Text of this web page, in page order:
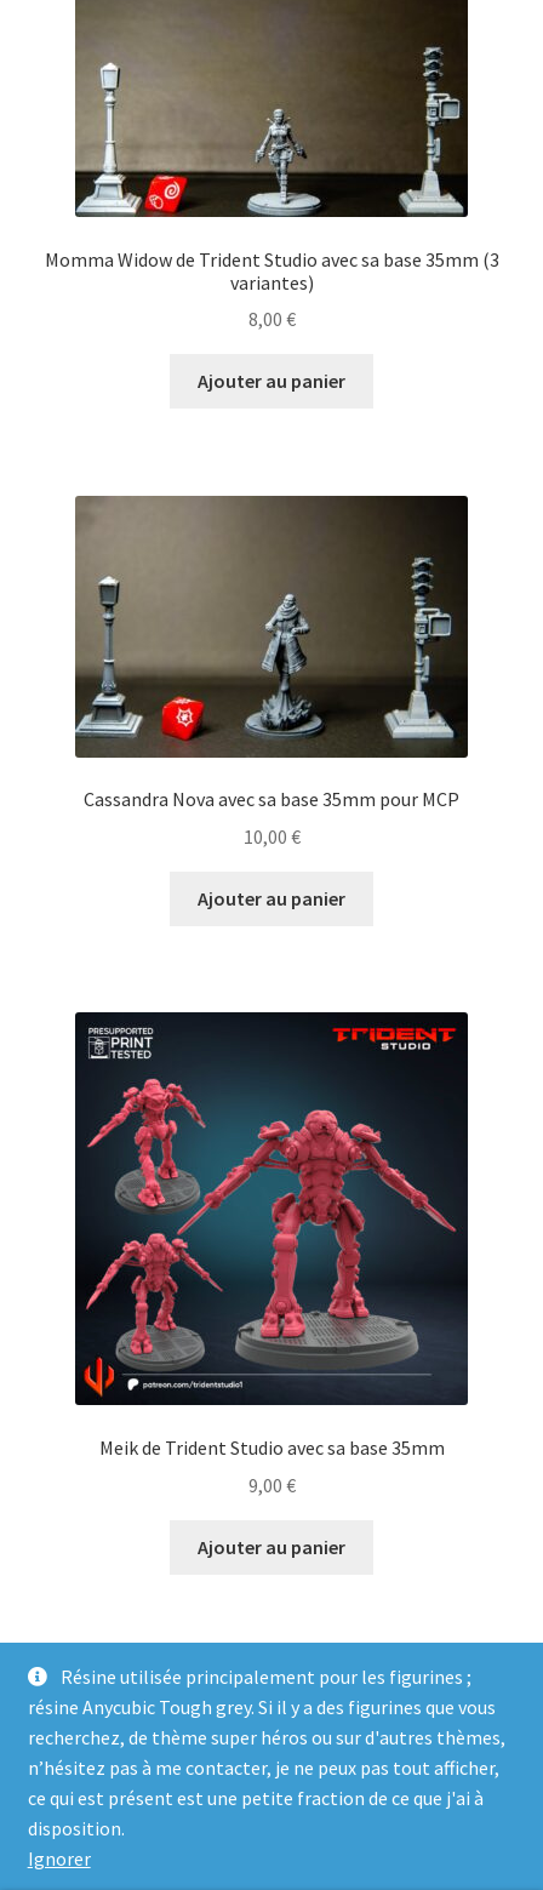
Résine utilisée principalement pour les figurines ;
résine Anycubic Tough grey. Si il y a des figurines que vous
recherchez, de thème super héros ou sur d'autres thèmes,
n’hésitez pas à me contacter, je ne peux pas tout afficher,
ce qui est présent est une petite fraction de ce que j'ai à
disposition.
Ignorer
Momma Widow de Trident Studio avec sa base 35mm (3
variantes)
8,00 €
Ajouter au panier
Cassandra Nova avec sa base 35mm pour MCP
10,00 €
Ajouter au panier
Meik de Trident Studio avec sa base 35mm
9,00 €
Ajouter au panier
© Genosha Impact 2026
Built with WooCommerce